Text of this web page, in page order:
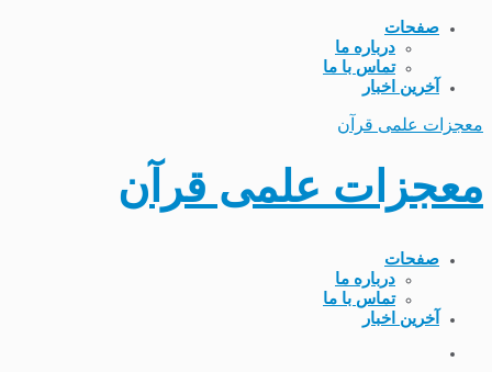
صفحات
درباره ما
تماس با ما
آخرین اخبار
معجزات علمی قرآن
معجزات علمی قرآن
صفحات
درباره ما
تماس با ما
آخرین اخبار